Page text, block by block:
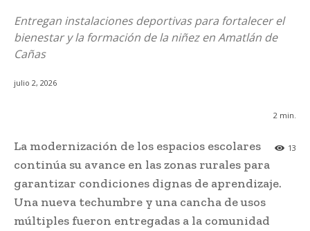
Entregan instalaciones deportivas para fortalecer el
bienestar y la formación de la niñez en Amatlán de
Cañas
julio 2, 2026
2 min.
13
La modernización de los espacios escolares
continúa su avance en las zonas rurales para
garantizar condiciones dignas de aprendizaje.
Una nueva techumbre y una cancha de usos
múltiples fueron entregadas a la comunidad